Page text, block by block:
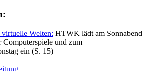
Welten: HTWK lädt am Sonnabend
Computerspiele und zum
ein (S. 15)